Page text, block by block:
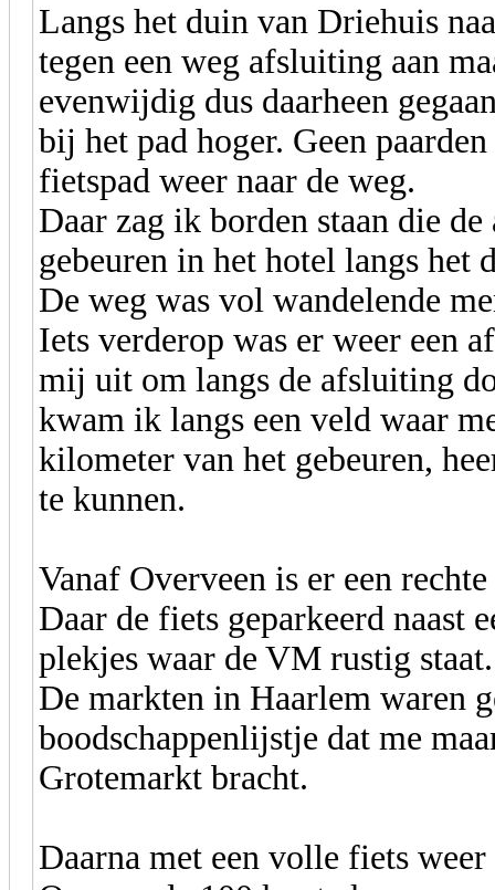
Langs het duin van Driehuis
tegen een weg afsluiting aan
evenwijdig dus daarheen
bij het pad hoger. Geen
fietspad weer naar de weg.
Daar zag ik borden staan die
gebeuren in het hotel langs het
De weg was vol wandelende
Iets verderop was er weer een
mij uit om langs de afsluiting
kwam ik langs een veld waar
kilometer van het gebeuren,
te kunnen.
Vanaf Overveen is er een
Daar de fiets geparkeerd naast
plekjes waar de VM rustig
De markten in Haarlem waren
boodschappenlijstje dat me
Grotemarkt bracht.
Daarna met een volle fiets